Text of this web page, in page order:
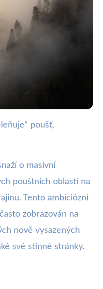
na Lesy:
s
poušť,
o masivní
pouštních oblastí na
Tento ambiciózní
zobrazován na
nově vysazených
své stinné stránky.